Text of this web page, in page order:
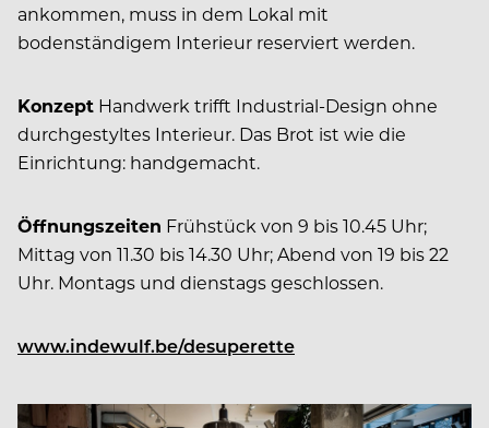
ankommen, muss in dem Lokal mit
bodenständigem Interieur reserviert werden.
Konzept Handwerk trifft Industrial-Design ohne
durchgestyltes Interieur. Das Brot ist wie die
Einrichtung: handgemacht.
Öffnungszeiten Frühstück von 9 bis 10.45 Uhr;
Mittag von 11.30 bis 14.30 Uhr; Abend von 19 bis 22
Uhr. Montags und dienstags geschlossen.
www.indewulf.be/desuperette